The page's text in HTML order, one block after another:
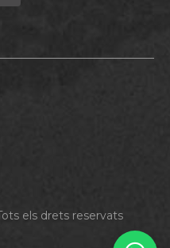
els drets reservats